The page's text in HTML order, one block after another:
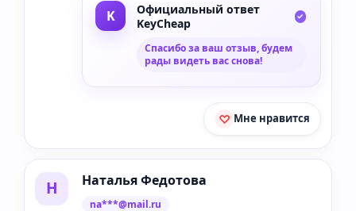
Официальный ответ
KeyCheap
Спасибо за ваш отзыв, будем
рады видеть вас снова!
Мне нравится
Н Наталья Федотова
na***@mail.ru